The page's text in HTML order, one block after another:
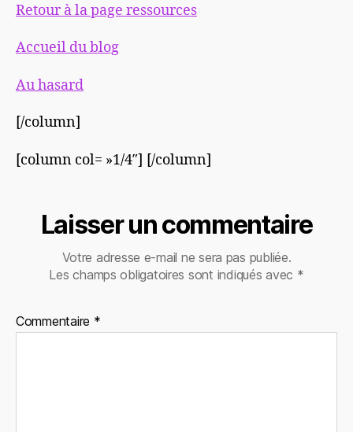
Retour à la page ressources
Accueil du blog
Au hasard
[/column]
[column col= »1/4″] [/column]
Laisser un commentaire
Votre adresse e-mail ne sera pas publiée.
Les champs obligatoires sont indiqués avec *
Commentaire *